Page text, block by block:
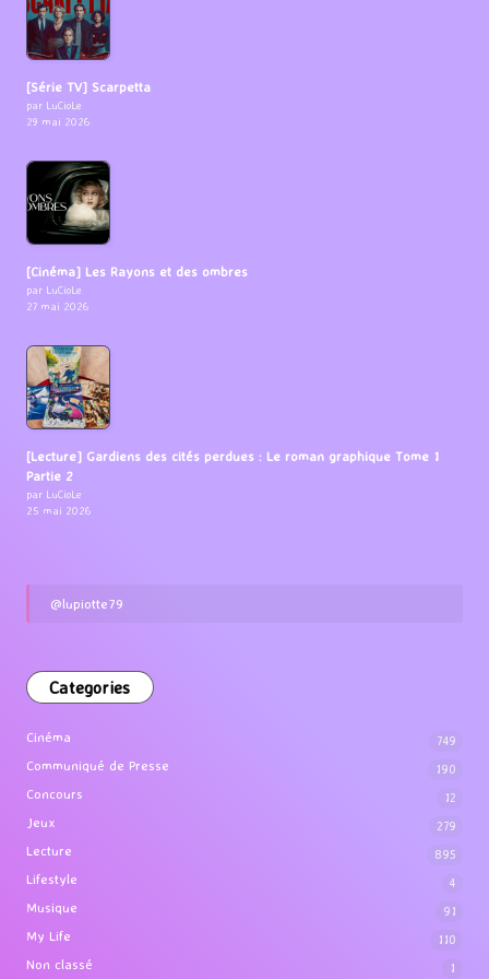
[Série TV] Scarpetta
par LuCioLe
29 mai 2026
[Cinéma] Les Rayons et des ombres
par LuCioLe
27 mai 2026
[Lecture] Gardiens des cités perdues : Le roman graphique Tome 1
Partie 2
par LuCioLe
25 mai 2026
@lupiotte79
Categories
Cinéma 749
Communiqué de Presse 190
Concours 12
Jeux 279
Lecture 895
Lifestyle 4
Musique 91
My Life 110
Non classé 1